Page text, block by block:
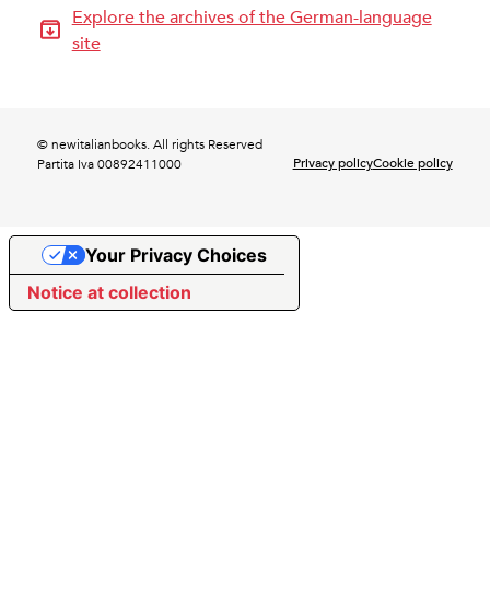
Explore the archives of the German-language
site
© newitalianbooks. All rights Reserved
Partita Iva 00892411000
Privacy policyCookie policy
Notice at collection
Your Privacy Choices